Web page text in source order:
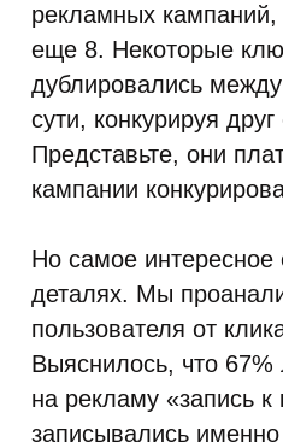
рекламных
еще 8. Некоторые
дублировались
сути, конкурируя
Представьте, они
кампании
Но самое интересное
деталях. Мы
пользователя от
Выяснилось, что
на рекламу «запись к
записывались